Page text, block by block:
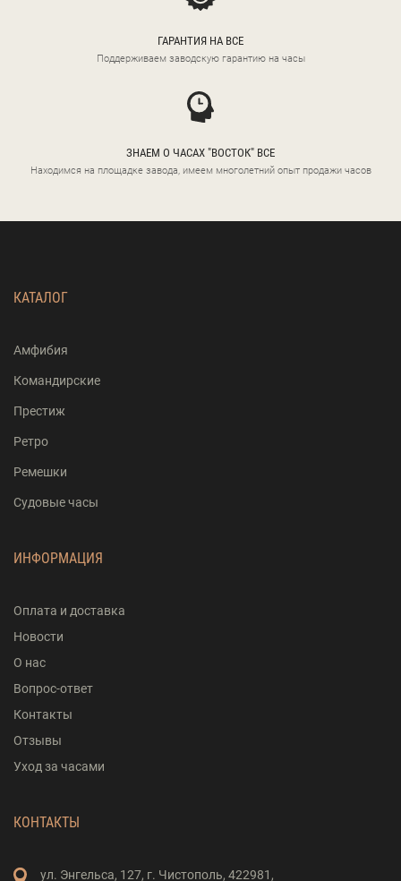
ГАРАНТИЯ НА ВСЕ
Поддерживаем заводскую гарантию на часы
ЗНАЕМ О ЧАСАХ "ВОСТОК" ВСЕ
Находимся на площадке завода, имеем многолетний опыт продажи часов
КАТАЛОГ
Амфибия
Командирские
Престиж
Ретро
Ремешки
Судовые часы
ИНФОРМАЦИЯ
Оплата и доставка
Новости
О нас
Вопрос-ответ
Контакты
Отзывы
Уход за часами
КОНТАКТЫ
ул. Энгельса, 127, г. Чистополь, 422981,